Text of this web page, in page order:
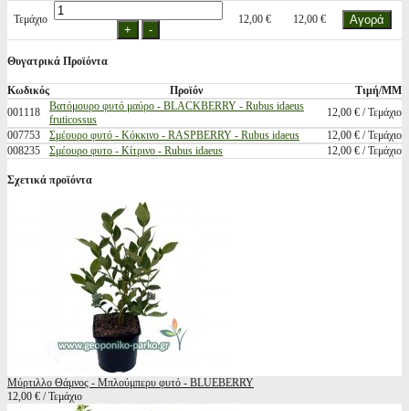
Τεμάχιο 12,00 € 12,00 €
Θυγατρικά Προϊόντα
Κωδικός Προϊόν
Τιμή/ΜΜ
001118
Βατόμουρο φυτό μαύρο - BLACKBERRY - Rubus idaeus
fruticossus
12,00 € / Τεμάχιο
007753
Σμέουρο φυτό - Κόκκινο - RASPBERRY - Rubus idaeus
12,00 € / Τεμάχιο
008235
Σμέουρο φυτο - Κίτρινο - Rubus idaeus 12,00 € / Τεμάχιο
Σχετικά προϊόντα
Μύρτιλλο Θάμνος - Μπλούμπερυ φυτό - BLUEBERRY
12,00 € / Τεμάχιο